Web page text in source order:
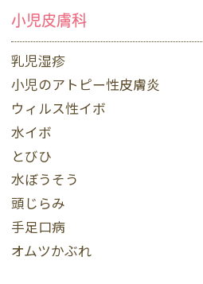
小児皮膚科
乳児湿疹
小児のアトピー性皮膚炎
ウィルス性イボ
水イボ
とびひ
水ぼうそう
頭じらみ
手足口病
オムツかぶれ